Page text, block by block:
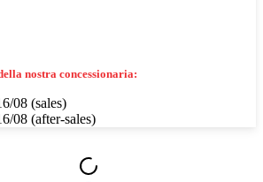
nostra concessionaria:
08 (sales)
08 (after-sales)